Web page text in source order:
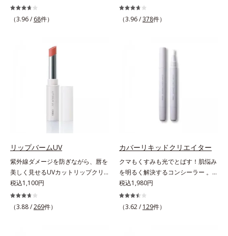
パウダーです。3色の光を操るパウ
ダーがツヤと透明感を演出。ソフト
ー。ふんわり軽いつけごこちながら
美肌質感を叶えます。さらに花粉や
激から肌をガードします。スキンケ
ア後にこれひとつでライトメイク効
果。クレンジング不要で、紫外線吸
収剤やグリセリン、パラベンもフリ
ー処方。肌を休ませたい日、リモー
トワークの時、近所へちょこっとお
出かけする時など、しっかりメイク
（3.96 / 68件）
(*1)整え、化粧ノリUPの高機能化粧
下地。“塗るたび高まる、素肌の美
る小ジワをカバーしてハリ肌に整え
る高機能化粧下地毛穴や小ジワの凹
凸をつるんとなめらかに(*1)。スキ
ンケア発想の化粧下地です。保湿成
うるおいをグンとアップ＆リッチな
燥による小ジワを目立たなく(*1)
す。むやみに隠すのではなくふわり
アのW効果で軽やかな美肌を印象づ
けます。紫外線吸収剤フリーなのに
高SPF値、さらにスキンプロテクト
複合成分(*3)が、ブルーライト、紫
外線、大気中の微粒子汚れなどの外
（3.96 /378件）
リップバームUV
紫外線ダメージを防ぎながら、唇を
美しく見せるUVカットリップクリ
ーム。UV対策を忘れがちな唇に。
紫外線をカットしながら、顔色をパ
ッと明るく見せるUVカットリップ
税込1,100円
（3.88 /269件）
カバーリキッドクリエイター
クマもくすみも光でとばす！肌悩み
を明るく解決するコンシーラー 。
クマやくすみ(*)、年齢肌の抱えるお
悩みを、光で飛ばしてカバーするコ
ンシーラーです。黄ぐすみをカバー
税込1,980円
（3.62 / 129件）